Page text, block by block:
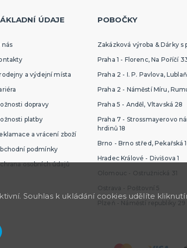
ÚDAJE
nás
a výdejní místa
dopravy
platby
a vrácení zboží
podmínky
osobních údajů
POBOČKY
Zakázková výroba & Dárky s
Praha 1 - Florenc, Na Poříčí
Praha 2 - I. P. Pavlova,
Praha 2 - Náměstí Míru,
Praha 5 - Anděl, Vltavská 28
Praha 7 - Strossmayerovo
hrdinů 18
Brno - Brno střed, Pekařská
Hradec Králové - Divišova 1
Olomouc - Ostružnická 31
Ostrava - Poštovní 5
Plzeň - Náměstí republiky 29
Souhlas k ukládání cookies udělíte